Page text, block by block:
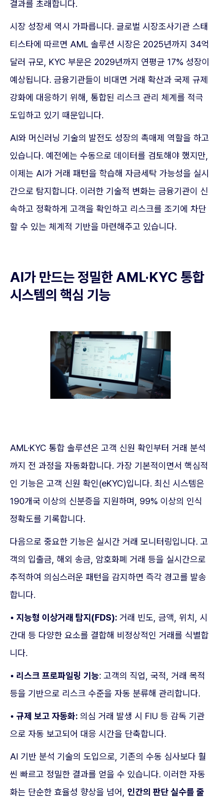
결과를 초래합니다.
시장 성장세 역시 가파릅니다. 글로벌 시장조사기관 스태
티스타에 따르면 AML 솔루션 시장은 2025년까지 34억
달러 규모, KYC 부문은 2029년까지 연평균 17% 성장이
예상됩니다. 금융기관들이 비대면 거래 확산과 국제 규제
강화에 대응하기 위해, 통합된 리스크 관리 체계를 적극
도입하고 있기 때문입니다.
AI와 머신러닝 기술의 발전도 성장의 촉매제 역할을 하고
있습니다. 예전에는 수동으로 데이터를 검토해야 했지만,
이제는 AI가 거래 패턴을 학습해 자금세탁 가능성을 실시
간으로 탐지합니다. 이러한 기술적 변화는 금융기관이 신
속하고 정확하게 고객을 확인하고 리스크를 조기에 차단
할 수 있는 체계적 기반을 마련해주고 있습니다.
AI가 만드는 정밀한 AML·KYC 통합
시스템의 핵심 기능
AML·KYC 통합 솔루션은 고객 신원 확인부터 거래 분석
까지 전 과정을 자동화합니다. 가장 기본적이면서 핵심적
인 기능은 고객 신원 확인(eKYC)입니다. 최신 시스템은
190개국 이상의 신분증을 지원하며, 99% 이상의 인식
정확도를 기록합니다.
다음으로 중요한 기능은 실시간 거래 모니터링입니다. 고
객의 입출금, 해외 송금, 암호화폐 거래 등을 실시간으로
추적하여 의심스러운 패턴을 감지하면 즉각 경고를 발송
합니다.
• 지능형 이상거래 탐지(FDS): 거래 빈도, 금액, 위치, 시
간대 등 다양한 요소를 결합해 비정상적인 거래를 식별합
니다.
• 리스크 프로파일링 기능: 고객의 직업, 국적, 거래 목적
등을 기반으로 리스크 수준을 자동 분류해 관리합니다.
• 규제 보고 자동화: 의심 거래 발생 시 FIU 등 감독 기관
으로 자동 보고되어 대응 시간을 단축합니다.
AI 기반 분석 기술의 도입으로, 기존의 수동 심사보다 훨
씬 빠르고 정밀한 결과를 얻을 수 있습니다. 이러한 자동
화는 단순한 효율성 향상을 넘어, 인간의 판단 실수를 줄